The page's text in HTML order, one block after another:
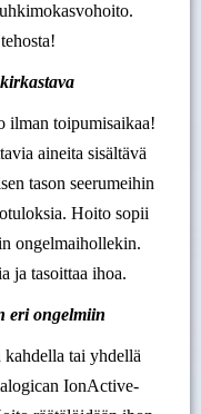
ilman toipumisaikaa!
aineita sisältävä
tason seerumeihin
Hoito sopii
ongelmaihollekin.
ja tasoittaa ihoa.
eri ongelmiin
kahdella tai yhdellä
IonActive-